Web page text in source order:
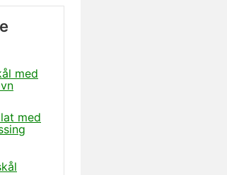
med
med